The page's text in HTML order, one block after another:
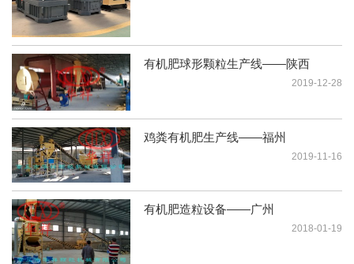
有机肥球形颗粒生产线——陕西
2019-12-28
鸡粪有机肥生产线——福州
2019-11-16
有机肥造粒设备——广州
2018-01-19